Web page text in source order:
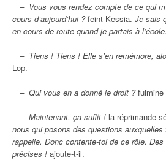
– Vous vous rendez compte de ce qui
cours d’aujourd’hui ?feint Kessia. Je sais
en cours de route quand je partais à
– Tiens ! Tiens ! Elle s’en remémore,
Lop.
– Qui vous en a donné le droit ?fulmine
– Maintenant, ça suffit ! la réprimande
nous qui posons des questions
rappelle. Donc contente-toi de ce rôle.
précises ! ajoute-t-il.